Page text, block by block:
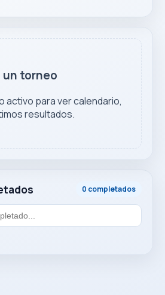
0 completados
torneo
activo para ver calendario,
resultados.